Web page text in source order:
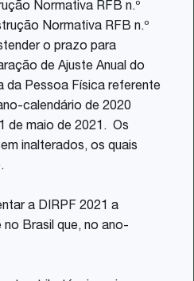
Normativa RFB n.º
Normativa RFB n.º
o prazo para
de Ajuste Anual do
da Pessoa Física referente
calendário de 2020
de maio de 2021. Os
inalterados, os quais
a DIRPF 2021 a
Brasil que, no ano-